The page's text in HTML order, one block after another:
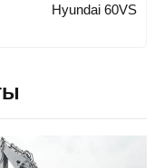
Hyundai 60VS